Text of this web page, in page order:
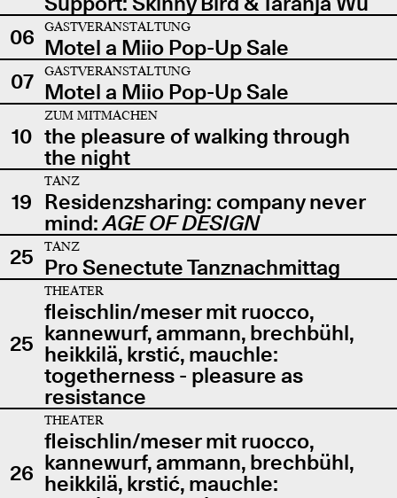
06
GASTVERANSTALTUNG
Motel a Miio Pop-Up Sale
07
GASTVERANSTALTUNG
Motel a Miio Pop-Up Sale
10
ZUM MITMACHEN
the pleasure of walking through
the night
19
TANZ
Residenzsharing: company never
mind:AGE OF DESIGN
25
TANZ
Pro Senectute Tanznachmittag
25
THEATER
fleischlin/meser mit ruocco,
kannewurf, ammann, brechbühl,
heikkilä, krstić, mauchle:
togetherness - pleasure as
resistance
26
THEATER
fleischlin/meser mit ruocco,
kannewurf, ammann, brechbühl,
heikkilä, krstić, mauchle: